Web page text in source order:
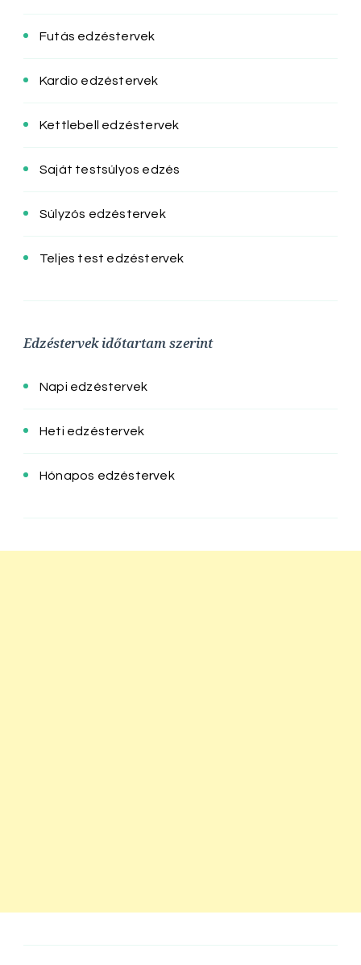
Futás edzéstervek
Kardio edzéstervek
Kettlebell edzéstervek
Saját testsúlyos edzés
Súlyzós edzéstervek
Teljes test edzéstervek
Edzéstervek időtartam szerint
Napi edzéstervek
Heti edzéstervek
Hónapos edzéstervek